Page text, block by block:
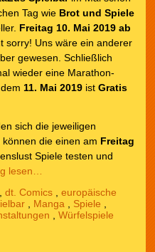
Tag wie Brot und Spiele
Freitag 10. Mai 2019 ab
sorry! Uns wäre ein anderer
gewesen. Schließlich
wieder eine Marathon-
11. Mai 2019ist Gratis
sich die jeweiligen
die einen am Freitag
Spiele testen und
lesen…
dt. Comics, europäische
, Manga Spiele
Würfelspiele